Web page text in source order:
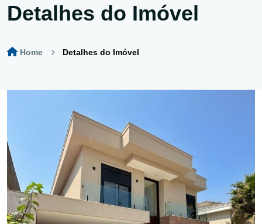
Detalhes do Imóvel
Home Detalhes do Imóvel